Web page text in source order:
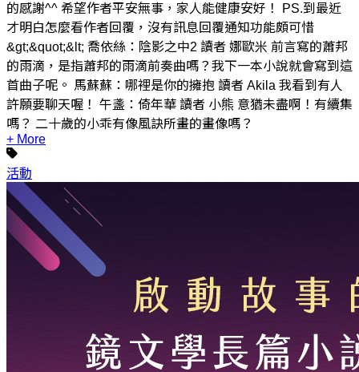
的感謝^^ 希望作者平安無事，家人能健康安好！ PS.到最近
才明白怎麼看作者回覆，沒有訊息回覆通知功能頗可惜
&gt;&quot;&lt; 喬依絲：陰影之中2 讀者 娜歐米 前言寫的蕭邦
的雨滴，是指蕭邦的雨滴前奏曲嗎？我下一本小說就會寫到這
首曲子呢。 馬蘇蘇：哪裡是你的擁抱 讀者 Akila 我看到有人
許願要聊天喔！ 午盞：倚年華 讀者 小熊 意猶未盡啊！有續集
嗎？ 二十歲的小乖有像風訣所畫的畫像嗎？
+ More
活動